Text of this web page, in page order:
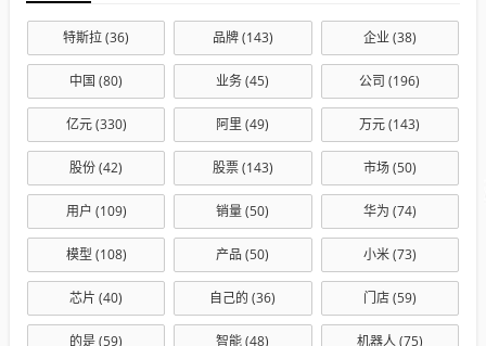
特斯拉(36) 品牌(143) 企业(38)
中国 (80) 业务(45) 公司 (196)
亿元(330) 阿里 (49) 万元(143)
股份(42) 股票(143) 市场(50)
用户 (109) 销量(50) 华为 (74)
模型 (108) 产品 (50) 小米(73)
芯片 (40) 自己的 (36) 门店(59)
的是(59) 智能(48) 机器人(75)